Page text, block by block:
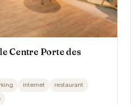
Centre Porte des
internet
restaurant